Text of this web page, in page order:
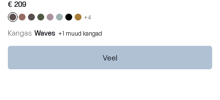
€ 209
+4
Kangas Waves +1 muud kangad
Veel